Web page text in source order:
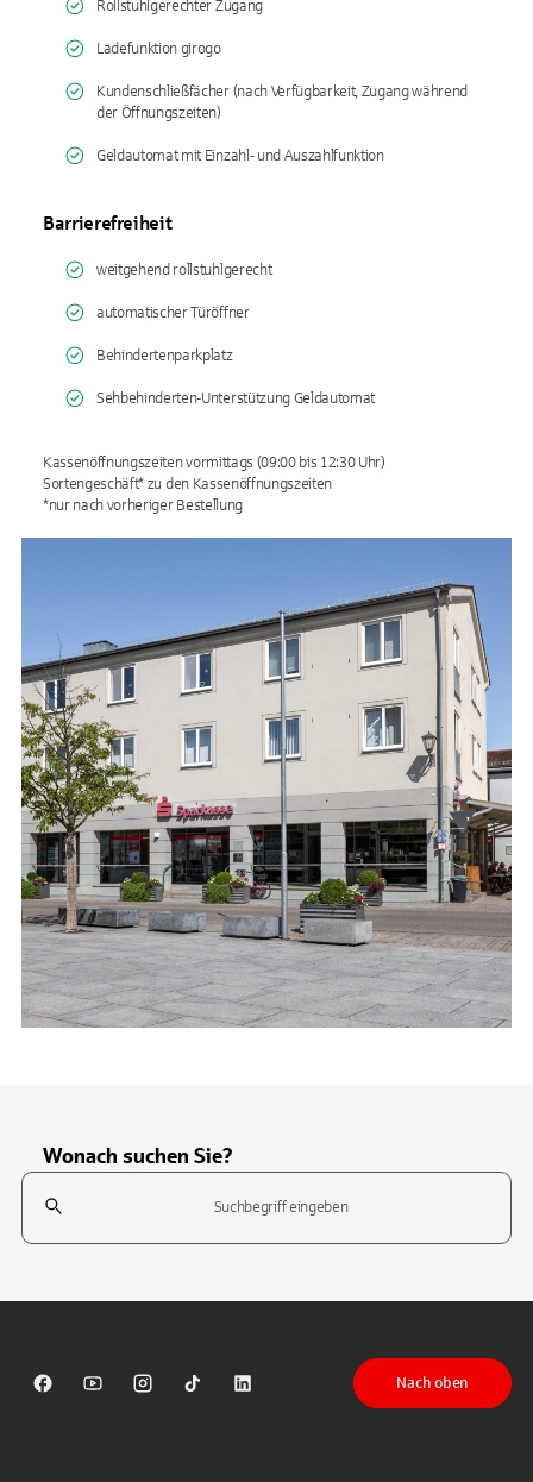
Rollstuhlgerechter Zugang
Ladefunktion girogo
Kundenschließfächer (nach Verfügbarkeit, Zugang während
der Öffnungszeiten)
Geldautomat mit Einzahl- und Auszahlfunktion
Barrierefreiheit
weitgehend rollstuhlgerecht
automatischer Türöffner
Behindertenparkplatz
Sehbehinderten-Unterstützung Geldautomat
Kassenöffnungszeiten vormittags (09:00 bis 12:30 Uhr)
Sortengeschäft* zu den Kassenöffnungszeiten
*nur nach vorheriger Bestellung
Wonach suchen Sie?
Suchfeld
Sparkasse auf Facebook
Sparkasse auf Youtube
Sparkasse auf Instagram
Sparkasse auf TikTok
Sparkasse auf LinkedIn
Nach oben